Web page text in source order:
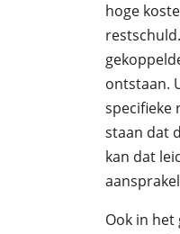
hoge
ontstaan.
specifieke
staan dat
kan dat
Ook in het